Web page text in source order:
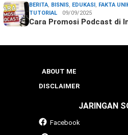
BERITA, BISNIS, EDUKASI, FAKTA
TUTORIAL
09/09/2025
Cara Promosi Podcast di
ABOUT ME
DISCLAIMER
JARINGAN
Facebook